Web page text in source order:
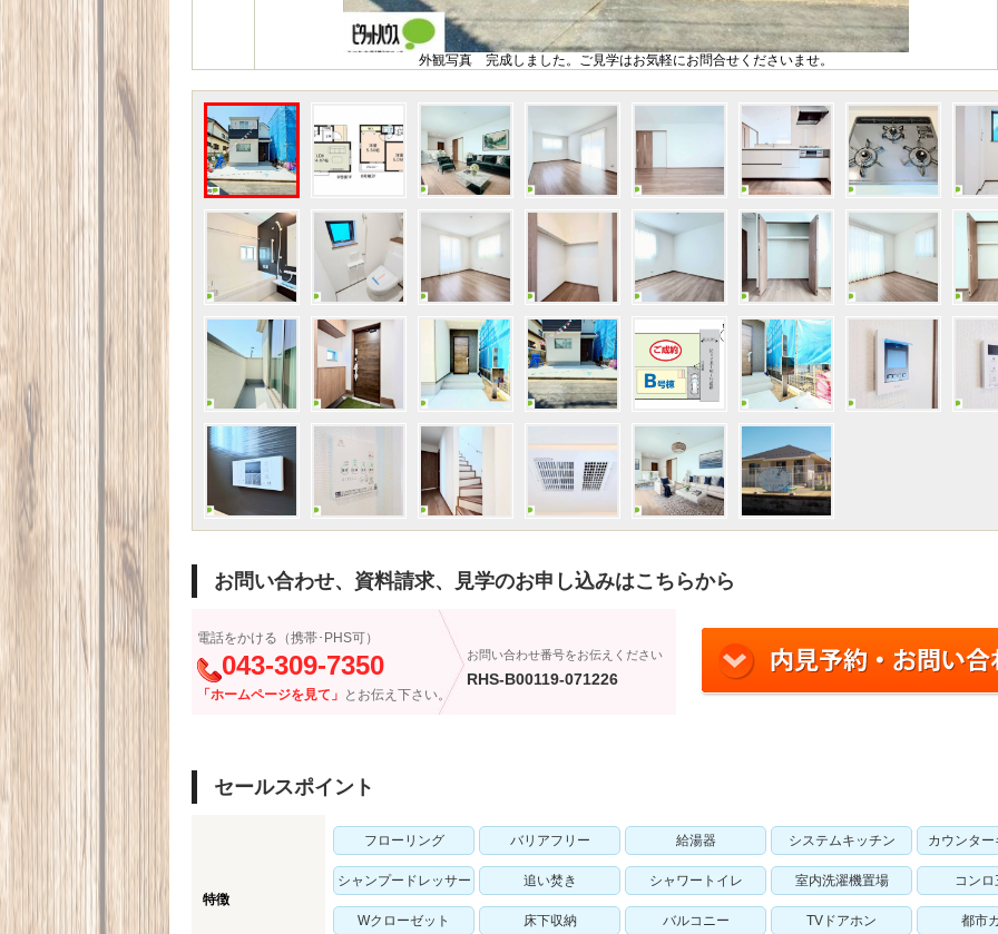
外観写真 完成しました。ご見学はお気軽にお問合せくださいませ。
お問い合わせ、資料請求、見学のお申し込みはこちらから
電話をかける（携帯･PHS可）
043-309-7350
「ホームページを見て」 とお伝え下さい。
お問い合わせ番号をお伝えください
RHS-B00119-071226
セールスポイント
特徴
フローリング バリアフリー 給湯器 システムキッチン カウンタ
シャンプードレッサー 追い焚き シャワートイレ 室内洗濯機置場 コンロ
Wクローゼット 床下収納 バルコニー TVドアホン 都市